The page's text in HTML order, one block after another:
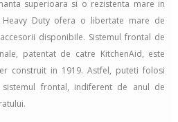
superioara si o rezistenta mare in
Duty ofera o libertate mare de
disponibile. Sistemul frontal de
patentat de catre KitchenAid, este
construit in 1919. Astfel, puteti folosi
frontal, indiferent de anul de